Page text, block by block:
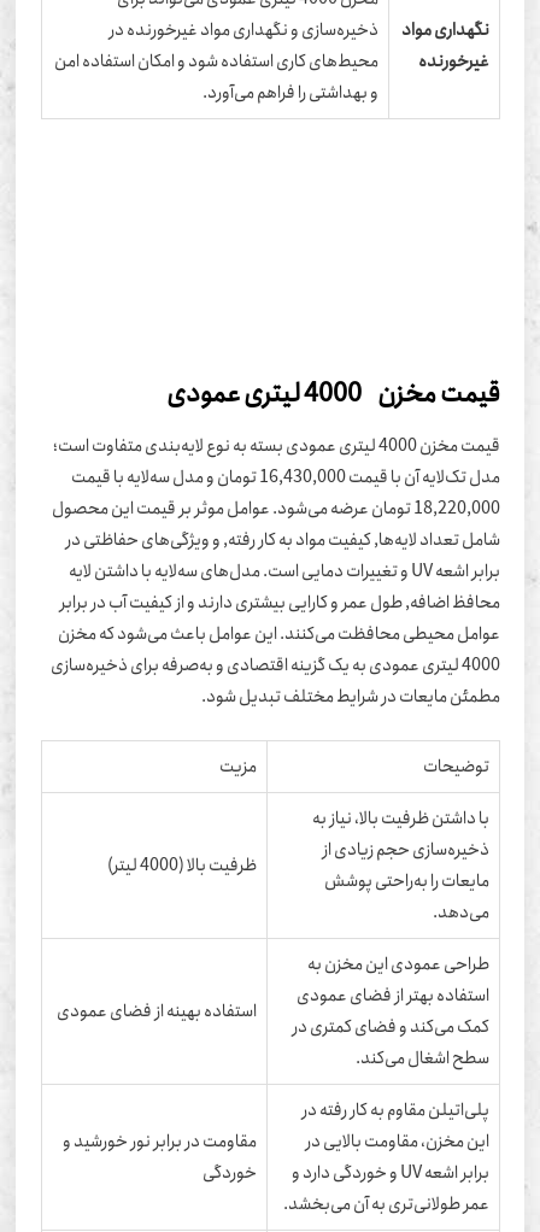
نگهداری مواد
غیرخورنده
ذخیره‌سازی و نگهداری مواد غیرخورنده در
محیط‌های کاری استفاده شود و امکان استفاده امن
و بهداشتی را فراهم می‌آورد.
مخزن 4000 لیتری عمودی
قیمت مخزن 4000 لیتری عمودی بسته به نوع لایه‌بندی متفاوت است؛
مدل تک‌لایه آن با قیمت 16,430,000 تومان و مدل سه‌لایه با قیمت
18,220,000 تومان عرضه می‌شود. عوامل موثر بر قیمت این محصول
تعداد لایه‌ها, کیفیت مواد به کار رفته, و ویژگی‌های حفاظتی در
برابر اشعه UV و تغییرات دمایی است. مدل‌های سه‌لایه با داشتن لایه
اضافه, طول عمر و کارایی بیشتری دارند و از کیفیت آب در برابر
محیطی محافظت می‌کنند. این عوامل باعث می‌شود که مخزن
4000 لیتری عمودی به یک گزینه اقتصادی و به‌صرفه برای ذخیره‌سازی
مایعات در شرایط مختلف تبدیل شود.
توضیحات
با داشتن ظرفیت بالا، نیاز به
ذخیره‌سازی حجم زیادی از
مایعات را به‌راحتی پوشش
می‌دهد.
ظرفیت بالا (4000 لیتر)
طراحی عمودی این مخزن به
استفاده بهتر از فضای عمودی
کمک می‌کند و فضای کمتری در
سطح اشغال می‌کند.
استفاده بهینه از فضای عمودی
پلی‌اتیلن مقاوم به کار رفته در
این مخزن، مقاومت بالایی در
برابر اشعه UV و خوردگی دارد و
عمر طولانی‌تری به آن می‌بخشد.
مقاومت در برابر نور خورشید و
خوردگی